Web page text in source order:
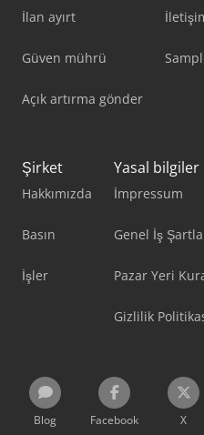
İlan ayırt
Güven mührü
Açık artırma gönder
Şirket
Hakkımızda
Basın
İşler
Yasal bilgiler
İmpressum
Genel İş
Pazar Yeri
Gizlilik
Blog Facebook X